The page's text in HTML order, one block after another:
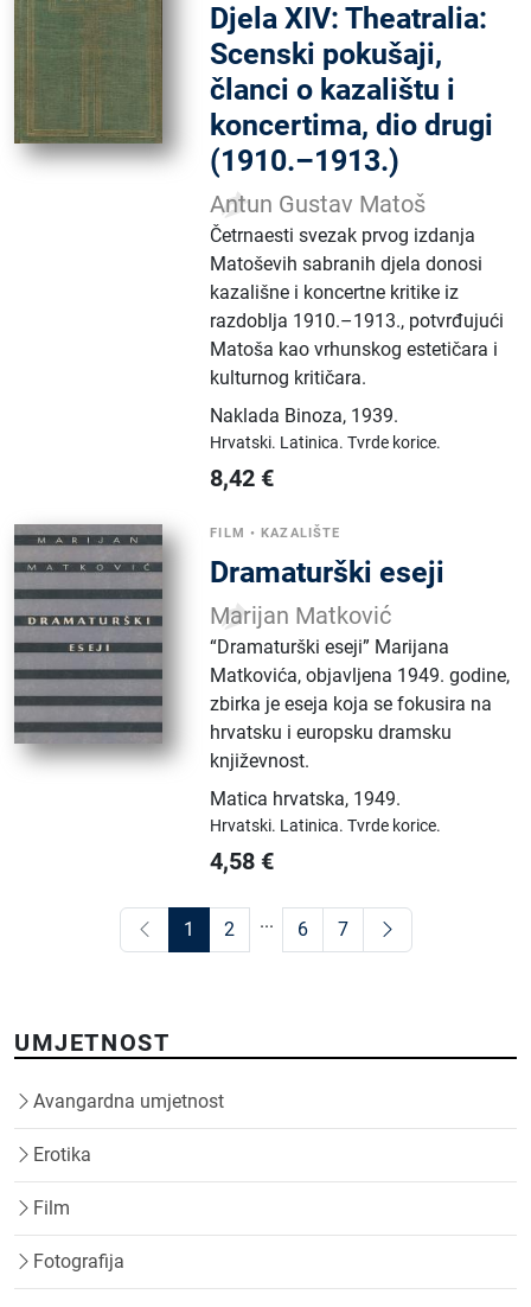
Djela XIV: Theatralia:
Scenski pokušaji,
članci o kazalištu i
koncertima, dio drugi
(1910.–1913.)
Antun Gustav Matoš
Četrnaesti svezak prvog izdanja
Matoševih sabranih djela donosi
kazališne i koncertne kritike iz
razdoblja 1910.–1913., potvrđujući
Matoša kao vrhunskog estetičara i
kulturnog kritičara.
Naklada Binoza, 1939.
Hrvatski. Latinica.Tvrde korice.
8,42 €
FILM •KAZALIŠTE
Dramaturški eseji
Marijan Matković
“Dramaturški eseji” Marijana
Matkovića, objavljena 1949. godine,
zbirka je eseja koja se fokusira na
hrvatsku i europsku dramsku
književnost.
Matica hrvatska, 1949.
Hrvatski. Latinica.Tvrde korice.
4,58 €
1 2 ... 6 7
UMJETNOST
Avangardna umjetnost
Erotika
Film
Fotografija